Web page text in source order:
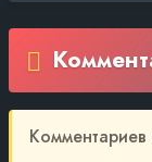
Комментариев